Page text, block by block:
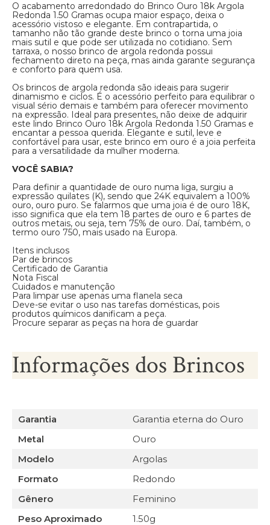
O acabamento arredondado do Brinco Ouro 18k Argola
Redonda 1.50 Gramas ocupa maior espaço, deixa o
acessório vistoso e elegante. Em contrapartida, o
tamanho não tão grande deste brinco o torna uma joia
mais sutil e que pode ser utilizada no cotidiano. Sem
tarraxa, o nosso brinco de argola redonda possui
fechamento direto na peça, mas ainda garante segurança
e conforto para quem usa.
Os brincos de argola redonda são ideais para sugerir
dinamismo e ciclos. É o acessório perfeito para equilibrar o
visual sério demais e também para oferecer movimento
na expressão. Ideal para presentes, não deixe de adquirir
este lindo Brinco Ouro 18k Argola Redonda 1.50 Gramas e
encantar a pessoa querida. Elegante e sutil, leve e
confortável para usar, este brinco em ouro é a joia perfeita
para a versatilidade da mulher moderna.
VOCÊ SABIA?
Para definir a quantidade de ouro numa liga, surgiu a
expressão quilates (K), sendo que 24K equivalem a 100%
ouro, ouro puro. Se falarmos que uma joia é de ouro 18K,
isso significa que ela tem 18 partes de ouro e 6 partes de
outros metais, ou seja, tem 75% de ouro. Daí, também, o
termo ouro 750, mais usado na Europa.
Itens inclusos
Par de brincos
Certificado de Garantia
Nota Fiscal
Cuidados e manutenção
Para limpar use apenas uma flanela seca
Deve-se evitar o uso nas tarefas domésticas, pois
produtos químicos danificam a peça.
Procure separar as peças na hora de guardar
Informações dos Brincos
Garantia
Garantia eterna do Ouro
Metal
Ouro
Modelo
Argolas
Formato
Redondo
Gênero
Feminino
Peso Aproximado
1.50g